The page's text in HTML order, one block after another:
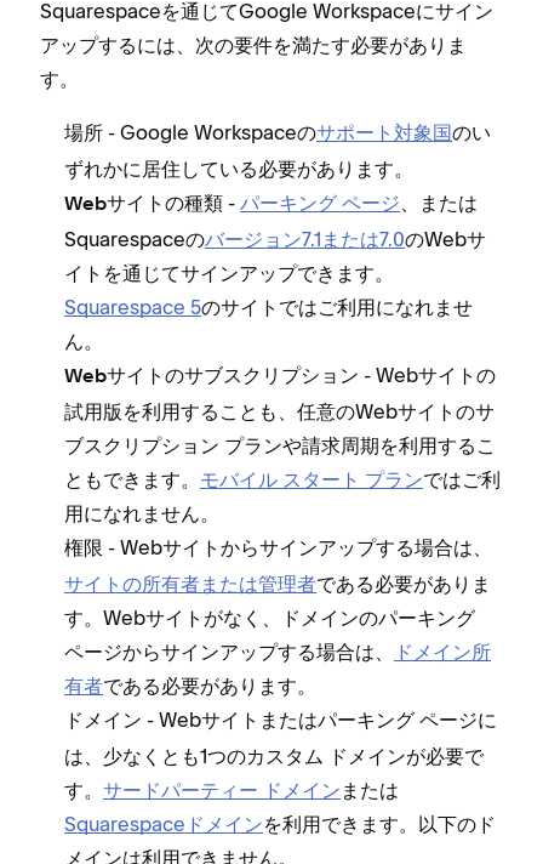
Squarespaceを通じてGoogle Workspaceにサイン
ア⁠ップするには⁠、次の要件を満たす必要がありま
す⁠。
場所 - Google Workspaceのサポ⁠ート対象国のい
ずれかに居住している必要があります⁠。
Webサイトの種類 - パ⁠ーキング ペ⁠ージ⁠、または
Squarespaceのバ⁠ージ⁠ョン7⁠.1または7⁠.0のWebサ
イトを通じてサインア⁠ップできます⁠。
Squarespace 5のサイトではご利用になれませ
ん⁠。
Webサイトのサブスクリプシ⁠ョン - Webサイトの
試用版を利用することも⁠、任意のWebサイトのサ
ブスクリプシ⁠ョン プランや請求周期を利用するこ
ともできます⁠。 モバイル スタ⁠ート プランではご利
用になれません⁠。
権限 - Webサイトからサインア⁠ップする場合は⁠、
サイトの所有者または管理者である必要がありま
す⁠。Webサイトがなく⁠、ドメインのパ⁠ーキング
ペ⁠ージからサインア⁠ップする場合は⁠、
ドメイン所
有者である必要があります⁠。
ドメイン - Webサイトまたはパ⁠ーキング ペ⁠ージに
は⁠、少なくとも1つのカスタム ドメインが必要で
す⁠。 サ⁠ードパ⁠ーテ⁠ィ⁠ー ドメイン または
Squarespaceドメインを利用できます⁠。以下のド
メインは利用できません⁠。